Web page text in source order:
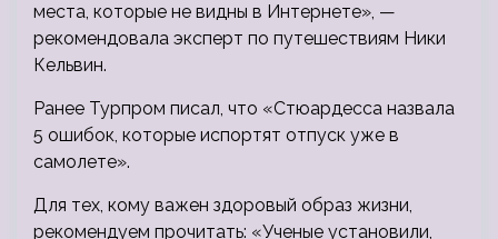
места, которые не видны в Интернете», —
рекомендовала эксперт по путешествиям Ники
Кельвин.
Ранее Турпром писал, что «Стюардесса назвала
5 ошибок, которые испортят отпуск уже в
самолете».
Для тех, кому важен здоровый образ жизни,
рекомендуем прочитать: «Ученые установили,